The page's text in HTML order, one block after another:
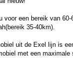
voor een bereik van
35-40km).
uit de Exel lijn is
met een